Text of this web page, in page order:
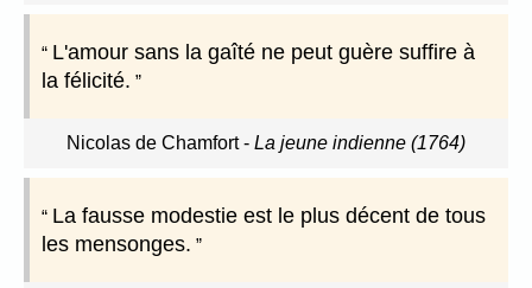
L'amour sans la gaîté ne peut guère suffire à
la félicité.
Nicolas de Chamfort- La jeune indienne (1764)
La fausse modestie est le plus décent de tous
les mensonges.